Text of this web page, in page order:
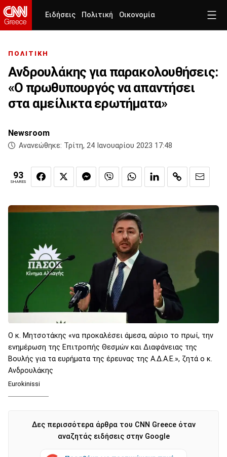
Ειδήσεις Πολιτική Οικονομία
ΠΟΛΙΤΙΚΗ
Ανδρουλάκης για παρακολουθήσεις:
«Ο πρωθυπουργός να απαντήσει
στα αμείλικτα ερωτήματα»
Newsroom
Ανανεώθηκε: Τρίτη, 24 Ιανουαρίου 2023 17:48
93
SHARES
O κ. Μητσοτάκης «να προκαλέσει άμεσα, αύριο το πρωί, την
ενημέρωση της Επιτροπής Θεσμών και Διαφάνειας της
Βουλής για τα ευρήματα της έρευνας της Α.Δ.Α.Ε.», ζητά ο κ.
Ανδρουλάκης
Eurokinissi
Δες περισσότερα άρθρα του CNN Greece όταν
αναζητάς ειδήσεις στην Google